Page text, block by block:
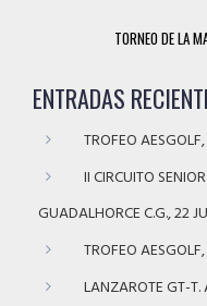
TORNEO DE LA
ENTRADAS
TROFEO
II CIRCUITO
GUADALHORCE C.G., 22
TROFEO
LANZAROTE GT-T.